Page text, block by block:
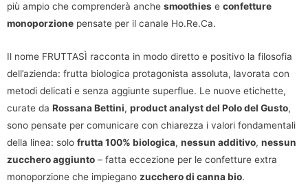
più ampio che comprenderà anche smoothies e confetture
monoporzione pensate per il canale Ho.Re.Ca.
Il nome FRUTTASÌ racconta in modo diretto e positivo la filosofia
dell’azienda: frutta biologica protagonista assoluta, lavorata con
metodi delicati e senza aggiunte superflue. Le nuove etichette,
curate da Rossana Bettini, product analyst del Polo del Gusto,
sono pensate per comunicare con chiarezza i valori fondamentali
della linea: solo frutta 100% biologica, nessun additivo, nessun
zucchero aggiunto – fatta eccezione per le confetture extra
monoporzione che impiegano zucchero di canna bio.